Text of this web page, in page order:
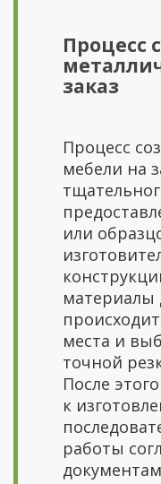
Процесс
заказ
Процесс
мебели на
или
материалы
места и
точной
После
к
работы